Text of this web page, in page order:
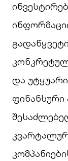
და უტყუარი
ფინანსური